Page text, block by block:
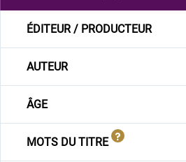
ÉDITEUR / PRODUCTEUR
AUTEUR
ÂGE
MOTS DU TITRE